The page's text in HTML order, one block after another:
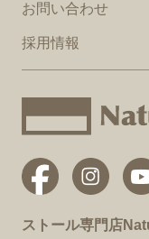
お問い合わせ
採用情報
ストール専門店